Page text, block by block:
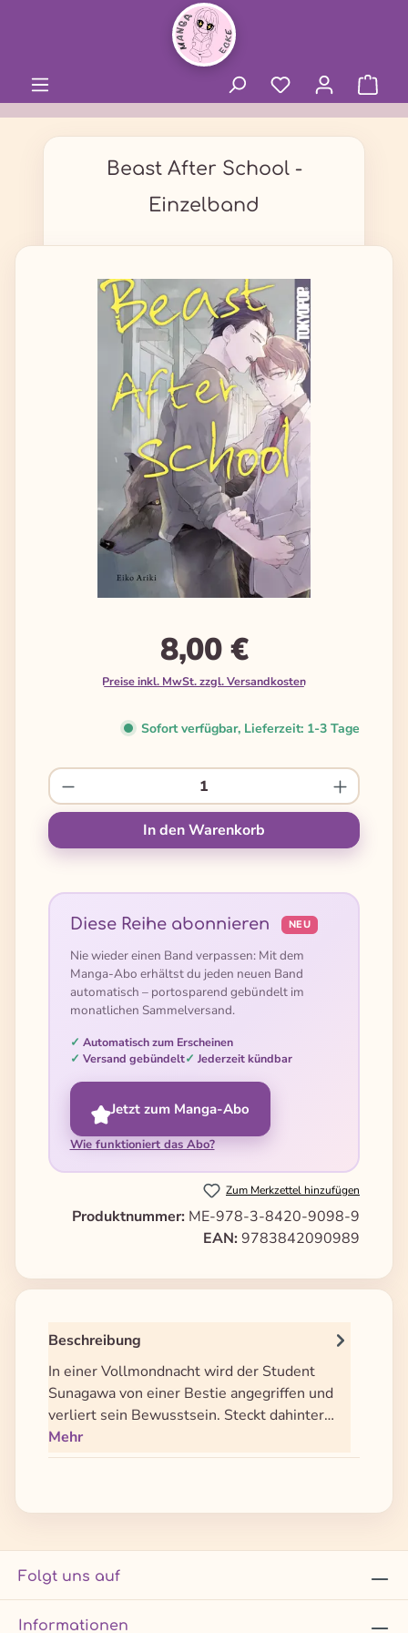
Beast After School -
Einzelband
Bildergalerie überspringen
8,00 €
Preise inkl. MwSt. zzgl. Versandkosten
Sofort verfügbar, Lieferzeit: 1-3 Tage
Produkt Anzahl: Gib den gewünschten
In den Warenkorb
Diese Reihe abonnieren NEU
Nie wieder einen Band verpassen: Mit dem
Manga-Abo erhältst du jeden neuen Band
automatisch – portosparend gebündelt im
monatlichen Sammelversand.
Automatisch zum Erscheinen
Versand gebündelt
Jederzeit kündbar
Jetzt zum Manga-Abo
Wie funktioniert das Abo?
Zum Merkzettel hinzufügen
Produktnummer: ME-978-3-8420-9098-9
EAN: 9783842090989
Beschreibung
In einer Vollmondnacht wird der Student
Sunagawa von einer Bestie angegriffen und
verliert sein Bewusstsein. Steckt dahinter…
Mehr
Folgt uns auf
Informationen